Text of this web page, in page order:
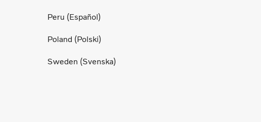
Peru (Español)
Poland (Polski)
Sweden (Svenska)